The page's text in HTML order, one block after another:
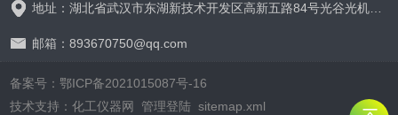
地址：湖北省武汉市东湖新技术开发区高新五路84号光谷光机电产业园6栋
邮箱：893670750@qq.com
备案号：鄂ICP备2021015087号-16
技术支持：化工仪器网 管理登陆 sitemap.xml